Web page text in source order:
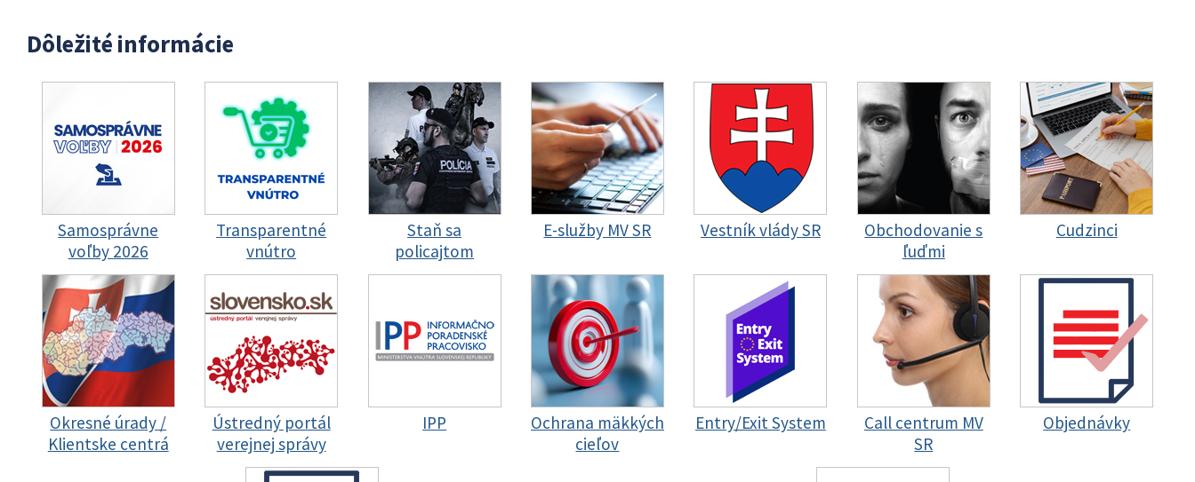
Dôležité informácie
Samosprávne
voľby 2026
Transparentné
vnútro
Staň sa
policajtom
E-služby MV SR Vestník vlády SR
Obchodovanie s
ľuďmi
Cudzinci
Okresné úrady /
Klientske centrá
Ústredný portál
verejnej správy
IPP
Ochrana mäkkých
cieľov
Entry/Exit System
Call centrum MV
SR
Objednávky